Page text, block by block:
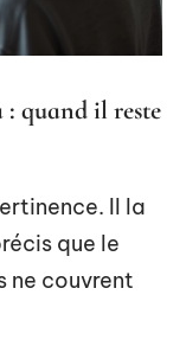
quand il reste
Il la
que le
ne couvrent